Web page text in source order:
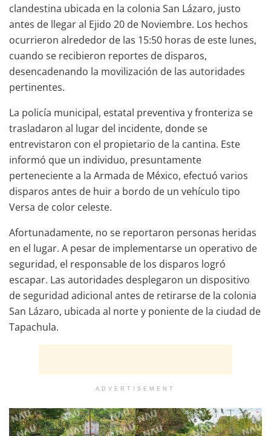
clandestina ubicada en la colonia San Lázaro, justo
antes de llegar al Ejido 20 de Noviembre. Los hechos
ocurrieron alrededor de las 15:50 horas de este lunes,
cuando se recibieron reportes de disparos,
desencadenando la movilización de las autoridades
pertinentes.
La policía municipal, estatal preventiva y fronteriza se
trasladaron al lugar del incidente, donde se
entrevistaron con el propietario de la cantina. Este
informó que un individuo, presuntamente
perteneciente a la Armada de México, efectuó varios
disparos antes de huir a bordo de un vehículo tipo
Versa de color celeste.
Afortunadamente, no se reportaron personas heridas
en el lugar. A pesar de implementarse un operativo de
seguridad, el responsable de los disparos logró
escapar. Las autoridades desplegaron un dispositivo
de seguridad adicional antes de retirarse de la colonia
San Lázaro, ubicada al norte y poniente de la ciudad de
Tapachula.
ADVERTISEMENT